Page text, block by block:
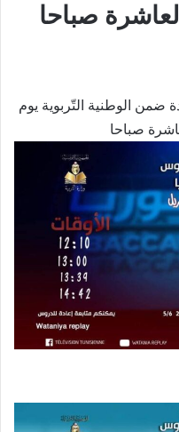
صباحا
ضمن الوطنية التّربوية يوم